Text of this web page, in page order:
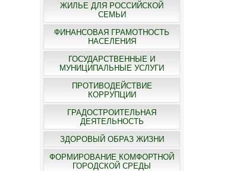
ЖИЛЬЕ ДЛЯ РОССИЙСКОЙ
СЕМЬИ
ФИНАНСОВАЯ ГРАМОТНОСТЬ
НАСЕЛЕНИЯ
ГОСУДАРСТВЕННЫЕ И
МУНИЦИПАЛЬНЫЕ УСЛУГИ
ПРОТИВОДЕЙСТВИЕ
КОРРУПЦИИ
ГРАДОСТРОИТЕЛЬНАЯ
ДЕЯТЕЛЬНОСТЬ
ЗДОРОВЫЙ ОБРАЗ ЖИЗНИ
ФОРМИРОВАНИЕ КОМФОРТНОЙ
ГОРОДСКОЙ СРЕДЫ